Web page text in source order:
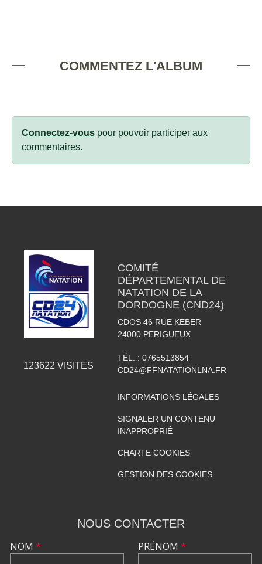
COMMENTEZ L'ALBUM
Connectez-vous pour pouvoir participer aux
commentaires.
123622 VISITES
COMITÉ
DÉPARTEMENTAL DE
NATATION DE LA
DORDOGNE (CND24)
CDOS 46 RUE KEBER
24000 PERIGUEUX
TÉL. : 0765513854
CD24@FFNATATIONLNA.FR
INFORMATIONS LÉGALES
SIGNALER UN CONTENU
INAPPROPRIÉ
CHARTE COOKIES
GESTION DES COOKIES
NOUS CONTACTER
NOM * PRÉNOM *